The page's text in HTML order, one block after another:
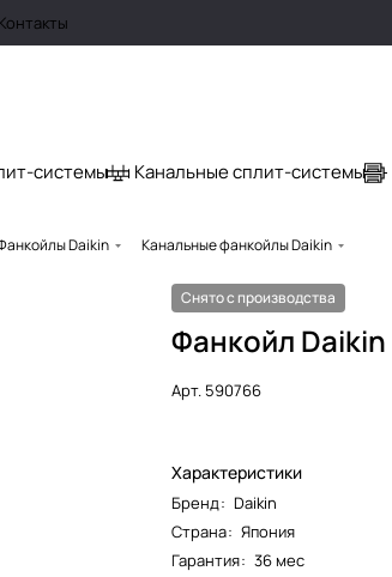
системы Канальные сплит-системы
Daikin Канальные фанкойлы Daikin
Снято с производства
Фанкойл Daikin
Арт. 590766
Характеристики
Бренд: Daikin
Страна: Япония
Гарантия: 36 мес